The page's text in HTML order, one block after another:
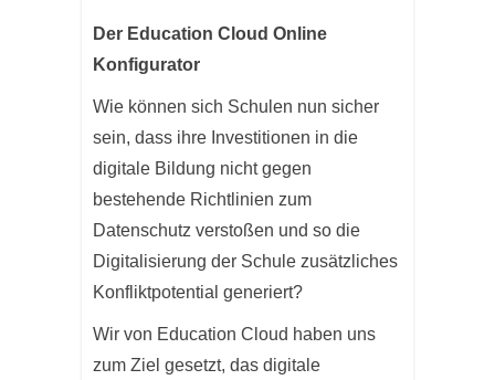
Der Education Cloud Online
Konfigurator
Wie können sich Schulen nun sicher
sein, dass ihre Investitionen in die
digitale Bildung nicht gegen
bestehende Richtlinien zum
Datenschutz verstoßen und so die
Digitalisierung der Schule zusätzliches
Konfliktpotential generiert?
Wir von Education Cloud haben uns
zum Ziel gesetzt, das digitale